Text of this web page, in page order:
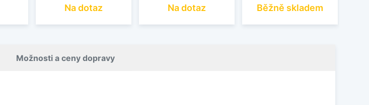
Na dotaz Na dotaz Běžně skladem
Možnosti a ceny dopravy